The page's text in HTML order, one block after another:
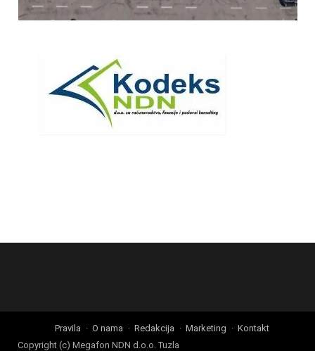
Pravila O nama Redakcija Marketing
Kontakt
Copyright (c) Megafon NDN d.o.o. Tuzla